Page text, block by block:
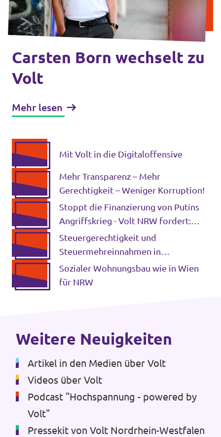
Volt Deutschland Merchandise Shop
Unsere Events
Presse
Jobs bei Volt
Städteteams im Ruhrgebiet
Transparenz
Datenschutz
Carsten Born wechselt zu
Volt
Mehr lesen
Mit Volt in die Digitaloffensive
Mehr Transparenz – Mehr
Gerechtigkeit – Weniger Korruption!
Stoppt die Finanzierung von Putins
Angriffskrieg - Volt NRW fordert:
Energie Embargo jetzt!
Steuergerechtigkeit und
Steuermehreinnahmen in
Milliardenhöhe durch Digitalisierung
der Umsatzsteuer
Sozialer Wohnungsbau wie in Wien
für NRW
Weitere Neuigkeiten
Artikel in den Medien über Volt
Videos über Volt
Podcast "Hochspannung - powered by
Volt"
Pressekit von Volt Nordrhein-Westfalen